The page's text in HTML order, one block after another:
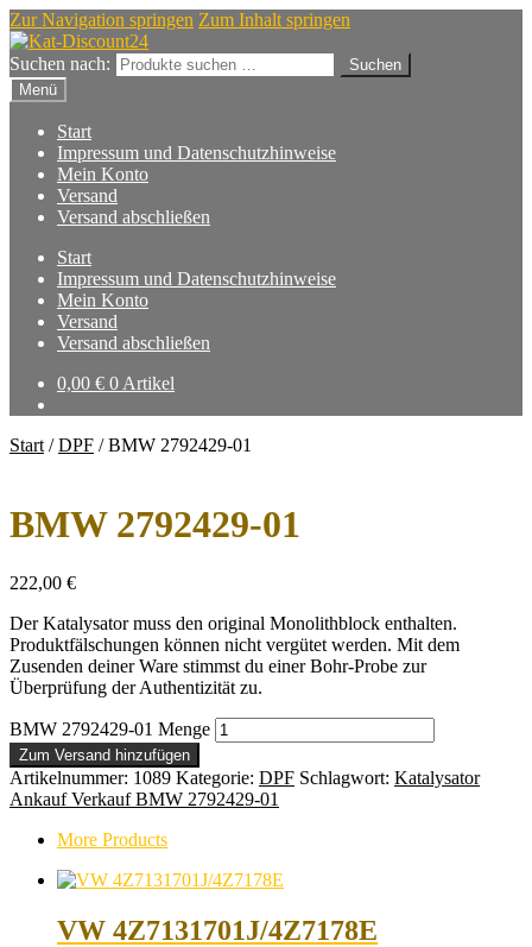
Zur Navigation springen Zum Inhalt springen
Suchen nach:
Suchen
Menü
Start
Impressum und Datenschutzhinweise
Mein Konto
Versand
Versand abschließen
Start
Impressum und Datenschutzhinweise
Mein Konto
Versand
Versand abschließen
0,00 € 0 Artikel
Start /DPF /BMW 2792429-01
BMW 2792429-01
222,00 €
Der Katalysator muss den original Monolithblock enthalten.
Produktfälschungen können nicht vergütet werden. Mit dem
Zusenden deiner Ware stimmst du einer Bohr-Probe zur
Überprüfung der Authentizität zu.
BMW 2792429-01 Menge
Zum Versand hinzufügen
Artikelnummer: 1089 Kategorie: DPF Schlagwort: Katalysator
Ankauf Verkauf BMW 2792429-01
More Products
VW 4Z7131701J/4Z7178E